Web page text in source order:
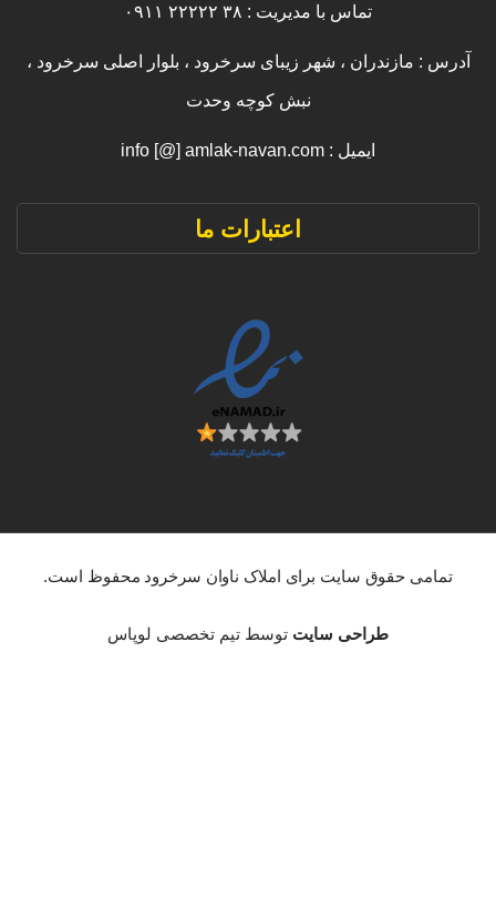
تماس با مدیریت : ۳۸ ۲۲۲۲۲ ۰۹۱۱
آدرس : مازندران ، شهر زیبای سرخرود ، بلوار اصلی سرخرود ،
نبش کوچه وحدت
ایمیل : info [@] amlak-navan.com
اعتبارات ما
تمامی حقوق سایت برای املاک ناوان سرخرود محفوظ است.
طراحی سایت توسط تیم تخصصی لوپاس